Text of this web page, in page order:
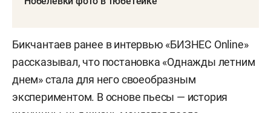
Бикчантаев ранее в интервью «БИЗНЕС Online»
рассказывал, что постановка «Однажды летним
днем» стала для него своеобразным
экспериментом. В основе пьесы — история